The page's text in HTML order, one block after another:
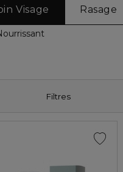
Visage Rasage
Filtres